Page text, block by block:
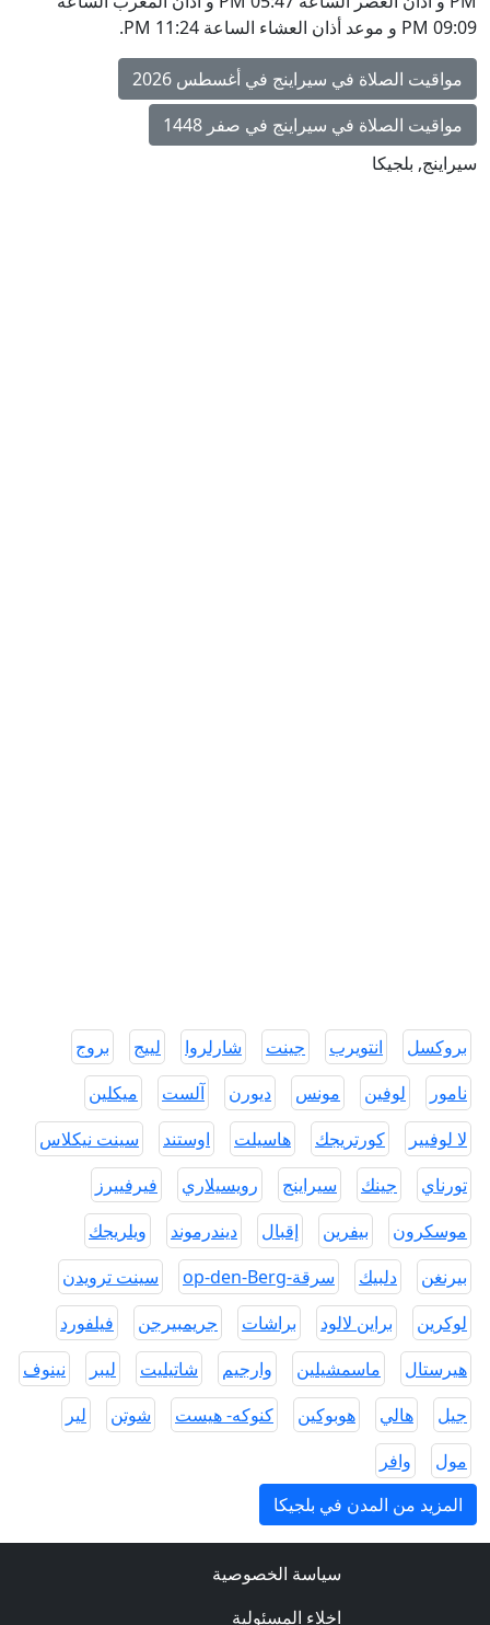
09:09 PM و موعد أذان العشاء الساعة 11:24 PM.
مواقيت الصلاة في سيراينج في أغسطس 2026
مواقيت الصلاة في سيراينج في صفر 1448
سيراينج, بلجيكا
بروكسل انتويرب جينت شارلروا لييج
بروج
نامور
لوفين مونس ديورن آلست
ميكلين
لا لوفيير
كورتريجك هاسيلت اوستند
سينت نيكلاس
تورناي
جينك سيراينج رويسيلاري
فيرفييرز
موسكرون
بيفرين إقبال ديندرموند
ويلريجك
بيرنغن
دلبيك سرقة-op-den-Berg
سينت ترويدن
لوكرين
براين لالود براشات جريمبيرجن
فيلفورد
هيرستال
ماسمشيلين وارجيم شاتيليت ليبر
نينوف
جيل
هالي هوبوكين كنوكه- هيست شوتن
لير
مول
وافر
المزيد من المدن في بلجيكا
سياسة الخصوصية
اخلاء المسئولية